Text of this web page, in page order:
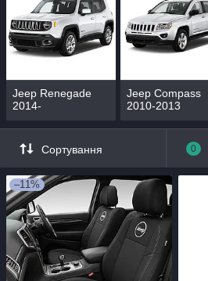
Jeep Renegade
2014-
Jeep Compass
2010-2013
Сортування 0
–11%